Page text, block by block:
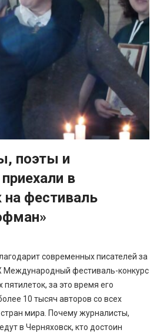
поэты и
в
на фестиваль
современных писателей за
Международный фестиваль-конкурс
пятилеток, за это время его
10 тысяч авторов со всех
мира. Почему журналисты,
в Черняховск, кто достоин